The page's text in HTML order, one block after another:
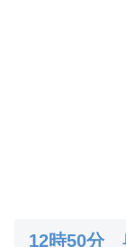
12時50分